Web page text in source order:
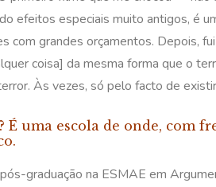
efeitos especiais muito antigos, é
com grandes orçamentos. Depois,
coisa] da mesma forma que o
Às vezes, só pelo facto de
uma escola de onde, com
graduação na ESMAE em